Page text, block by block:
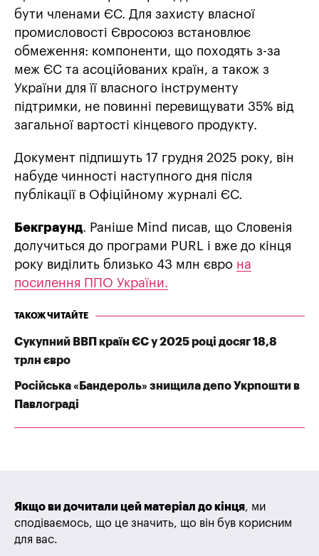
бути членами ЄС. Для захисту власної
промисловості Євросоюз встановлює
обмеження: компоненти, що походять з-за
меж ЄС та асоційованих країн, а також з
України для її власного інструменту
підтримки, не повинні перевищувати 35% від
загальної вартості кінцевого продукту.
Документ підпишуть 17 грудня 2025 року, він
набуде чинності наступного дня після
публікації в Офіційному журналі ЄС.
Бекграунд. Раніше Mind писав, що Словенія
долучиться до програми PURL і вже до кінця
року виділить близько 43 млн євро на
посилення ППО України.
ТАКОЖ ЧИТАЙТЕ
Сукупний ВВП країн ЄС у 2025 році досяг 18,8
трлн євро
Російська «Бандероль» знищила депо Укрпошти в
Павлограді
Якщо ви дочитали цей матеріал до кінця, ми
сподіваємось, що це значить, що він був корисним
для вас.